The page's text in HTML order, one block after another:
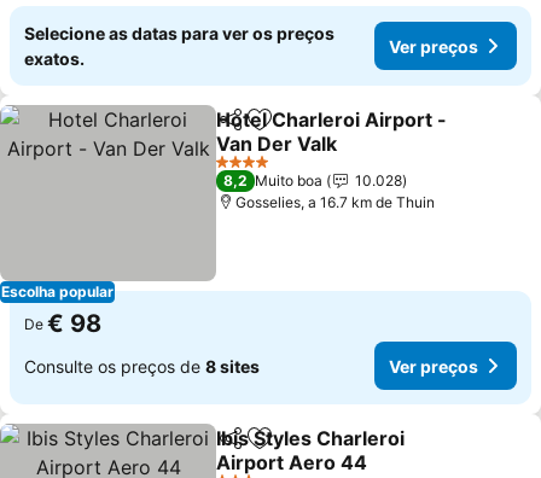
Selecione as datas para ver os preços
exatos.
Ver preços
Escolha popular
PartilharAdicionar aos favoritos
Hotel Charleroi Airport -
Van Der Valk
4 Estrelas
8,2 Muito boa
10.028
Gosselies, a 16.7 km de Thuin
De € 98
Consulte os preços de 8 sites Ver preços
PartilharAdicionar aos favoritos
Ibis Styles Charleroi
Airport Aero 44